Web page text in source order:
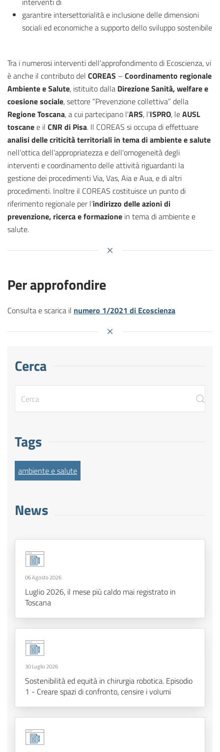
garantire intersettorialità e inclusione delle dimensioni
sociali ed economiche a supporto dello sviluppo sostenibile
Tra i numerosi interventi dell’approfondimento di Ecoscienza, vi
è anche il contributo del COREAS – Coordinamento regionale
Ambiente e Salute, istituito dalla Direzione Sanità, welfare e
coesione sociale, settore “Prevenzione collettiva” della
Regione Toscana, a cui partecipano l'ARS, l'ISPRO, leAUSL
toscanee il CNR di Pisa. Il COREAS si occupa di effettuare
analisi delle criticità territoriali in tema di ambiente e salute
nell’ottica dell’appropriatezza e dell’omogeneità degli
interventi e coordinamento delle attività riguardanti la
gestione dei procedimenti Via, Vas, Aia e Aua, e di altri
procedimenti. Inoltre il COREAS costituisce un punto di
riferimento regionale per l’indirizzo delle azioni di
prevenzione, ricerca e formazione in tema di ambiente e
salute.
Per approfondire
Consulta e scarica il numero 1/2021 di Ecoscienza
Cerca
Tags
ambiente e salute
News
06 Agosto 2026
Luglio 2026, il mese più caldo mai registrato in
Toscana
30 Luglio 2026
Sostenibilità ed equità in chirurgia robotica. Episodio
1 - Creare spazi di confronto, censire i volumi